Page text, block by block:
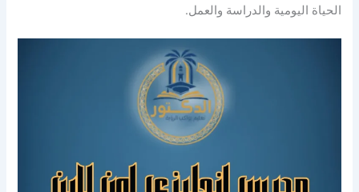
الحياة اليومية والدراسة والعمل.